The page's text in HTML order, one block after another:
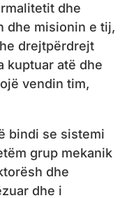
dhe
dhe misionin e tij,
drejtpërdrejt
kuptuar atë dhe
vendin tim,
bindi se sistemi
grup mekanik
dhe
dhe i